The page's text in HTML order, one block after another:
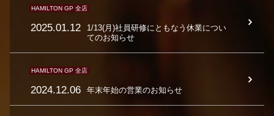
HAMILTON GP 全店
1/13(月)社員研修にともなう休業につい
てのお知らせ
2025.01.12
HAMILTON GP 全店
年末年始の営業のお知らせ
2024.12.06